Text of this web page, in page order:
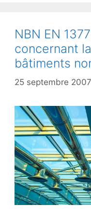
NBN EN
concernant
bâtiments
25 septembre 2007